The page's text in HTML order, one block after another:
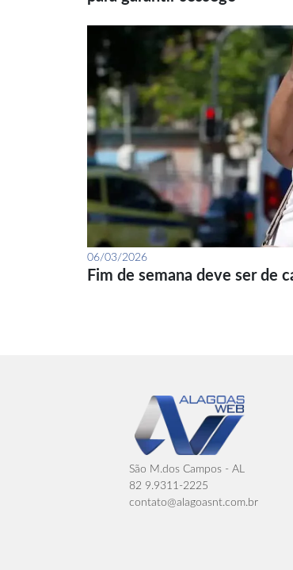
06/03/2026
Fim de semana deve ser de
São M.dos Campos - AL
82 9.9311-2225
contato@alagoasnt.com.br